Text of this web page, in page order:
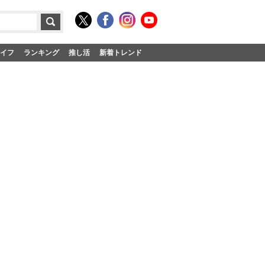
フ ランキング 推し活 新着トレンド